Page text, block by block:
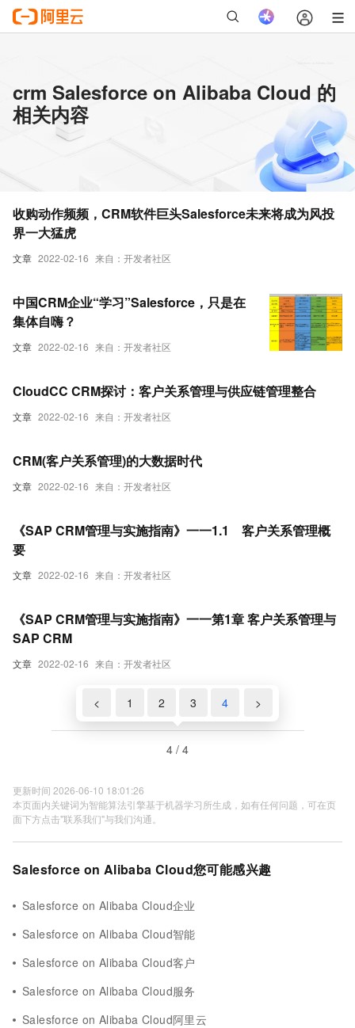
crm Salesforce on Alibaba Cloud 的
相关内容
文章 2022-02-16 来自：开发者社区
收购动作频频，CRM软件巨头Salesforce未来将成为风投
界一大猛虎
文章 2022-02-16 来自：开发者社区
中国CRM企业“学习”Salesforce，只是在
集体自嗨？
文章 2022-02-16 来自：开发者社区
CloudCC CRM探讨：客户关系管理与供应链管理整合
文章 2022-02-16 来自：开发者社区
CRM(客户关系管理)的大数据时代
文章 2022-02-16 来自：开发者社区
《SAP CRM管理与实施指南》一一1.1 客户关系管理概
要
文章 2022-02-16 来自：开发者社区
《SAP CRM管理与实施指南》一一第1章 客户关系管理与
SAP CRM
< 1 2 3 4 >
4 / 4
更新时间 2026-06-10 18:01:26
本页面内关键词为智能算法引擎基于机器学习所生成，如有任何问题，可在页
面下方点击"联系我们"与我们沟通。
Salesforce on Alibaba Cloud您可能感兴趣
Salesforce on Alibaba Cloud企业
Salesforce on Alibaba Cloud智能
Salesforce on Alibaba Cloud客户
Salesforce on Alibaba Cloud服务
Salesforce on Alibaba Cloud阿里云